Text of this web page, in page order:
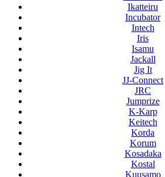
Ikatteiru
Incubator
Intech
Iris
Isamu
Jackall
Jig It
JJ-Connect
JRC
Jumprize
K-Karp
Keitech
Korda
Korum
Kosadaka
Kostal
Kuusamo